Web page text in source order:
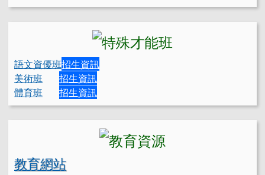
語文資優班招生資訊
美術班
招生資訊
體育班
招生資訊
教育網站